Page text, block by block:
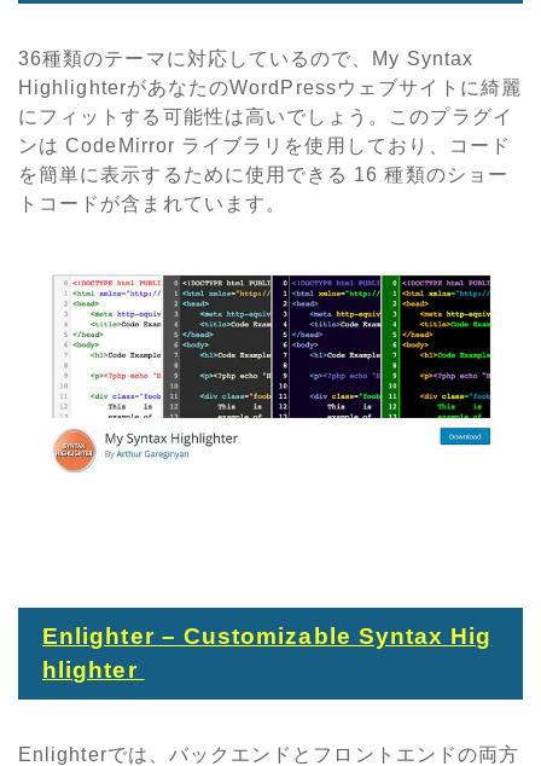
36種類のテーマに対応しているので、My Syntax
HighlighterがあなたのWordPressウェブサイトに綺麗
にフィットする可能性は高いでしょう。このプラグイ
ンは CodeMirror ライブラリを使用しており、コード
を簡単に表示するために使用できる 16 種類のショー
トコードが含まれています。
Enlighter – Customizable Syntax Hig
hlighter
Enlighterでは、バックエンドとフロントエンドの両方